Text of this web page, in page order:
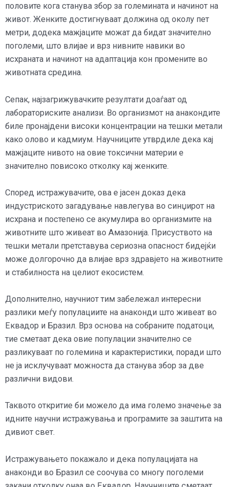
половите кога станува збор за големината и начинот на
живот. Женките достигнуваат должина од околу пет
метри, додека мажјаците можат да бидат значително
поголеми, што влијае и врз нивните навики во
исхраната и начинот на адаптација кон промените во
животната средина.
Сепак, најзагрижувачките резултати доаѓаат од
лабораториските анализи. Во организмот на анакондите
биле пронајдени високи концентрации на тешки метали
како олово и кадмиум. Научниците утврдиле дека кај
мажјаците нивото на овие токсични материи е
значително повисоко отколку кај женките.
Според истражувачите, ова е јасен доказ дека
индустриското загадување навлегува во синџирот на
исхрана и постепено се акумулира во организмите на
животните што живеат во Амазонија. Присуството на
тешки метали претставува сериозна опасност бидејќи
може долгорочно да влијае врз здравјето на животните
и стабилноста на целиот екосистем.
Дополнително, научниот тим забележал интересни
разлики меѓу популациите на анаконди што живеат во
Еквадор и Бразил. Врз основа на собраните податоци,
тие сметаат дека овие популации значително се
разликуваат по големина и карактеристики, поради што
не ја исклучуваат можноста да станува збор за две
различни видови.
Таквото откритие би можело да има големо значење за
идните научни истражувања и програмите за заштита на
дивиот свет.
Истражувањето покажало и дека популацијата на
анаконди во Бразил се соочува со многу поголеми